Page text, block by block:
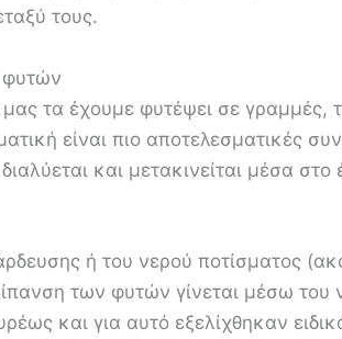
τους.
φυτών
τα έχουμε φυτέψει σε γραμμές,
είναι πιο αποτελεσματικές
και μετακινείται μέσα στο
ή του νερού ποτίσματος
των φυτών γίνεται μέσω
και για αυτό εξελίχθηκαν